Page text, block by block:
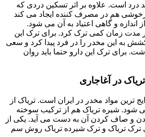
است. علاوه بر اثر تسکین دردی که
هم در مصرف کننده ایجاد می کند
و گاهی اعتیاد به آن می شود.
مدت زمان کمی ترک کرد. برای ترک این
کشش به این مخدر را در فرد پیدا کرد و سعی
برای ترک این دارو حتما باید روان
در آغاجاری
ترین مواد مخدر در ایران است. تریاک از
شود. شیره تریاک هم از ترکیب سوخته
و صاف کردن آن به دست می آید. یکی از
ترک تریاک و ترک شیرده تریاک روش سم